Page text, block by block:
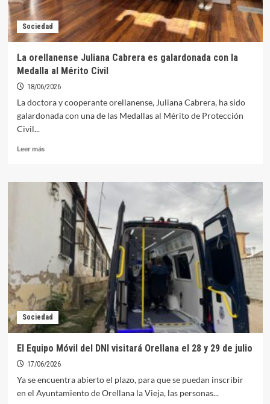
implantan
su
nuevo
horario
verano
Sociedad
La orellanense Juliana Cabrera es galardonada con la
Medalla al Mérito Civil
18/06/2026
La doctora y cooperante orellanense, Juliana Cabrera, ha sido
galardonada con una de las Medallas al Mérito de Protección
Civil...
Leer másLeer
La
orellanense
Juliana
Cabrera
galardonada
la
Medalla
al
Mérito
Civil
Sociedad
El Equipo Móvil del DNI visitará Orellana el 28 y 29 de julio
17/06/2026
Ya se encuentra abierto el plazo, para que se puedan inscribir
en el Ayuntamiento de Orellana la Vieja, las personas...